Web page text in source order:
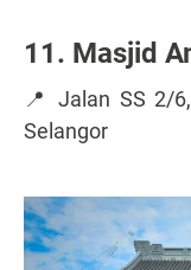
11. Masjid
📍 Jalan SS 2/
Selangor